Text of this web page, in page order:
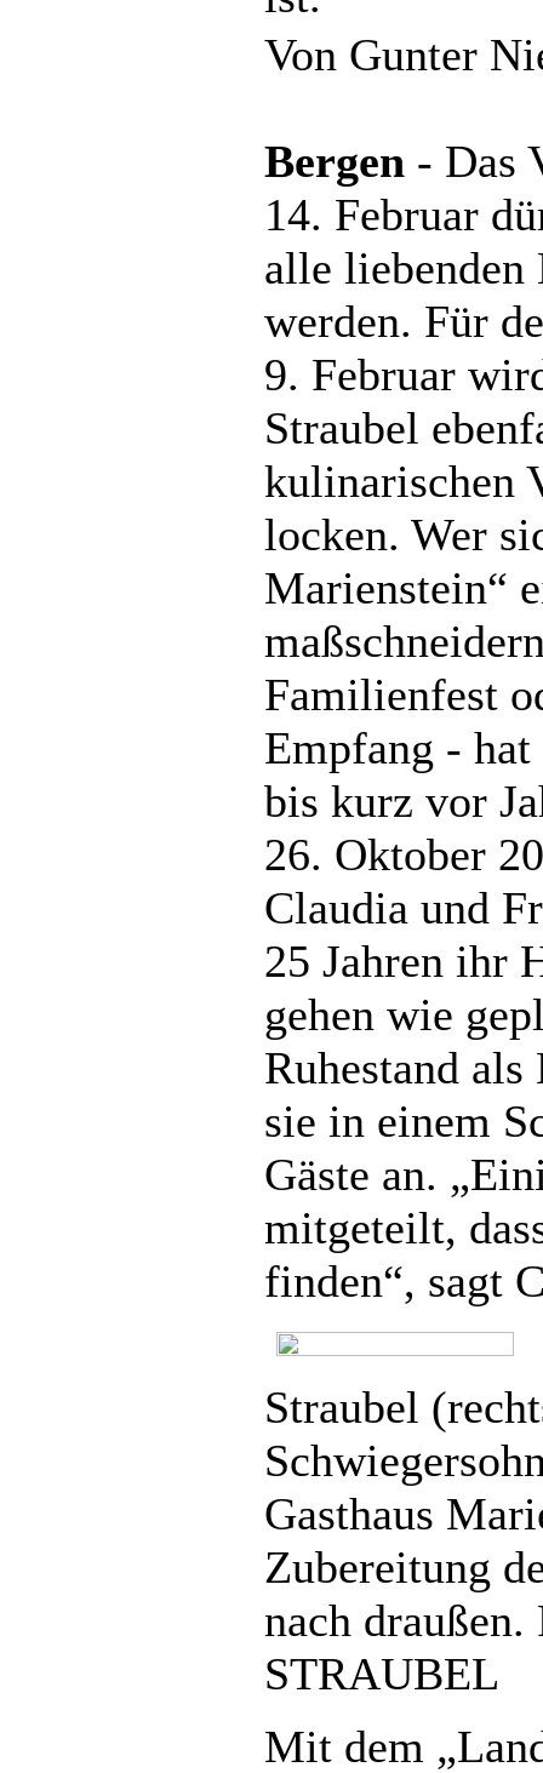
Von Gunter
Bergen - Das
14. Februar
alle liebenden
werden. Für
9. Februar
Straubel
kulinarischen
locken. Wer
Marienstein“
Familienfest
Empfang -
bis kurz vor
26. Oktober
Claudia und
25 Jahren ihr
gehen wie
Ruhestand
sie in einem
Gäste an.
mitgeteilt,
finden“, sagt
Straubel
Gasthaus
Zubereitung
nach
STRAUBEL
Mit dem